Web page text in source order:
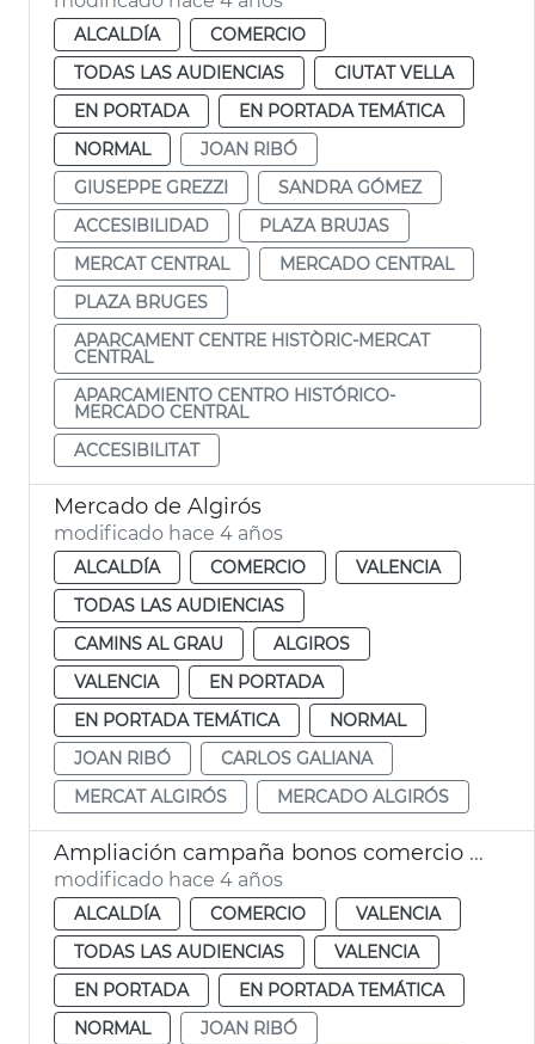
ALCALDÍA
COMERCIO
TODAS LAS AUDIENCIAS
CIUTAT VELLA
EN PORTADA
EN PORTADA TEMÁTICA
NORMAL
JOAN RIBÓ
GIUSEPPE GREZZI
SANDRA GÓMEZ
ACCESIBILIDAD
PLAZA BRUJAS
MERCAT CENTRAL
MERCADO CENTRAL
PLAZA BRUGES
APARCAMENT CENTRE HISTÒRIC-MERCAT
CENTRAL
APARCAMIENTO CENTRO HISTÓRICO-
MERCADO CENTRAL
ACCESIBILITAT
Mercado de Algirós
modificado hace 4 años
ALCALDÍA COMERCIO
VALENCIA
TODAS LAS AUDIENCIAS
CAMINS AL GRAU
ALGIROS
VALENCIA
EN PORTADA
EN PORTADA TEMÁTICA
NORMAL
JOAN RIBÓ
CARLOS GALIANA
MERCAT ALGIRÓS
MERCADO ALGIRÓS
Ampliación campaña bonos comercio vlc
modificado hace 4 años
ALCALDÍA COMERCIO
VALENCIA
TODAS LAS AUDIENCIAS
VALENCIA
EN PORTADA
EN PORTADA TEMÁTICA
NORMAL
JOAN RIBÓ